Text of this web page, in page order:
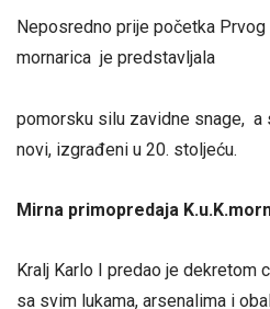
Neposredno prije početka
mornarica je predstavljala
pomorsku silu zavidne snage,
novi, izgrađeni u 20. stoljeću.
Mirna primopredaja
Kralj Karlo I predao je dekretom
sa svim lukama, arsenalima i